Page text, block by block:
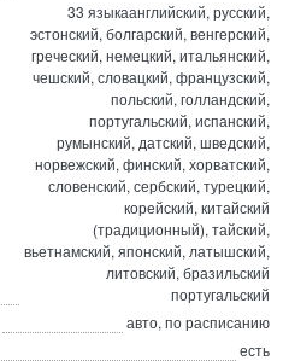
33 языкаанглийский, русский,
эстонский, болгарский, венгерский,
греческий, немецкий, итальянский,
чешский, словацкий, французский,
польский, голландский,
португальский, испанский,
румынский, датский, шведский,
норвежский, финский, хорватский,
словенский, сербский, турецкий,
корейский, китайский
(традиционный), тайский,
вьетнамский, японский, латышский,
литовский, бразильский
португальский
авто, по расписанию
есть